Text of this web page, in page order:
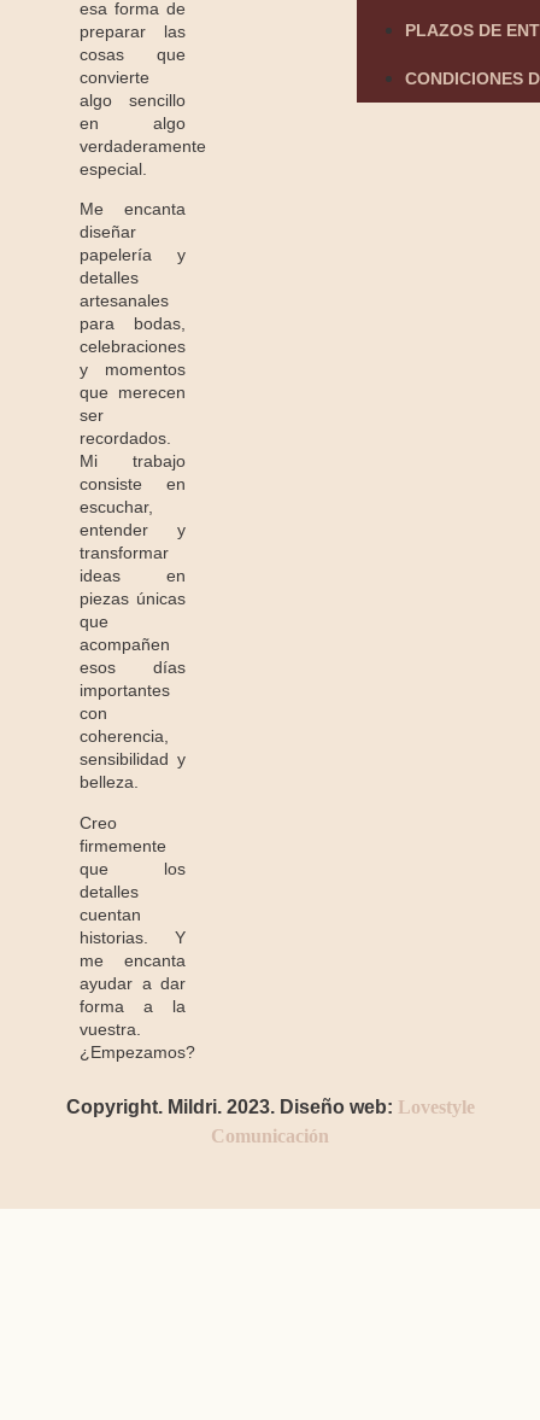
esa forma de
preparar las
cosas que
convierte
algo sencillo
en algo
verdaderamente
especial.
Me encanta
diseñar
papelería y
detalles
artesanales
para bodas,
celebraciones
y momentos
que merecen
ser
recordados.
Mi trabajo
consiste en
escuchar,
entender y
transformar
ideas en
piezas únicas
que
acompañen
esos días
importantes
con
coherencia,
sensibilidad y
belleza.
Creo
firmemente
que los
detalles
cuentan
historias. Y
me encanta
ayudar a dar
forma a la
vuestra.
¿Empezamos?
PLAZOS DE
CONDICIONES
Copyright. Mildri. 2023. Diseño web: Lovestyle
Comunicación